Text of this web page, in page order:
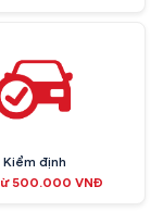
Kiểm định
500.000 VNĐ